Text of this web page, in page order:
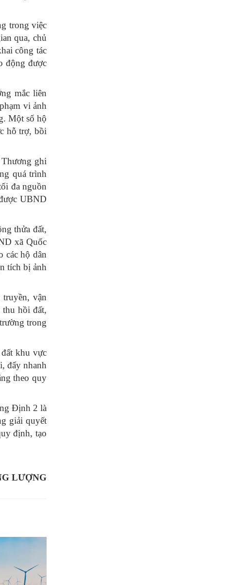
trong việc
qua, chủ
công tác
động được
mắc liên
vi ảnh
Một số hộ
hỗ trợ, bồi
Thương ghi
quá trình
đa nguồn
UBND
thửa đất,
xã Quốc
các hộ dân
tích bị ảnh
vận
hồi đất,
trong
khu vực
đẩy nhanh
theo quy
Định 2 là
giải quyết
định, tạo
LƯỢNG